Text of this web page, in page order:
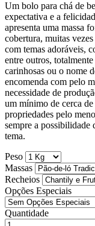
Um bolo para chá de
expectativa e a
apresenta uma massa
cobertura, muitas
com temas adoráveis,
entre outros,
carinhosas ou o nome
encomenda com pelo
necessidade de
um mínimo de cerca
propriedades pelo
sempre a possibilidade
tema.
Peso
Massas
Recheios
Opções Especiais
Quantidade